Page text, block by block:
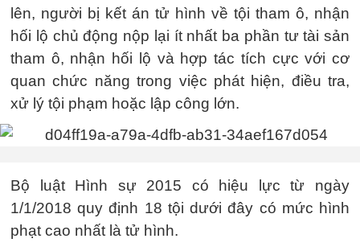
lên, người bị kết án tử hình về tội tham ô, nhận
hối lộ chủ động nộp lại ít nhất ba phần tư tài sản
tham ô, nhận hối lộ và hợp tác tích cực với cơ
quan chức năng trong việc phát hiện, điều tra,
xử lý tội phạm hoặc lập công lớn.
Bộ luật Hình sự 2015 có hiệu lực từ ngày
1/1/2018 quy định 18 tội dưới đây có mức hình
phạt cao nhất là tử hình.